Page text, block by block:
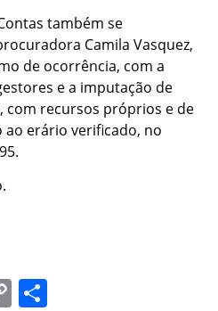
também se
Camila Vasquez,
de ocorrência, com a
e a imputação de
com recursos próprios e de
erário verificado, no
Copy